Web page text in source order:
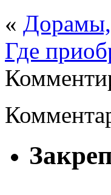
« Дорамы,
Где